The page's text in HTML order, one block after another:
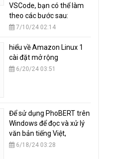
VSCode, bạn có thể làm
theo các bước sau:
7/10/24 02:14
hiểu về Amazon Linux 1
cài đặt mở rộng
6/20/24 03:51
​Để sử dụng PhoBERT trên
Windows để đọc và xử lý
văn bản tiếng Việt,
6/18/24 03:28